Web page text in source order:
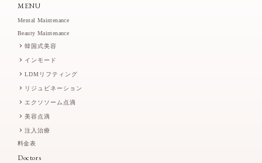
MENU
Mental Maintenance
Beauty Maintenance
韓国式美容
インモード
LDMリフティング
リジュビネーション
エクソソーム点滴
美容点滴
注入治療
料金表
Doctors